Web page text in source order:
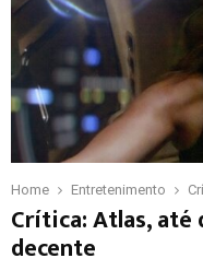
Home Entretenimento
Crítica: Atlas, até
decente